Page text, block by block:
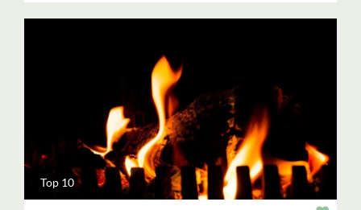
Top 10